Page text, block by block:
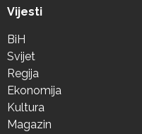
Vijesti
BiH
Svijet
Regija
Ekonomija
Kultura
Magazin